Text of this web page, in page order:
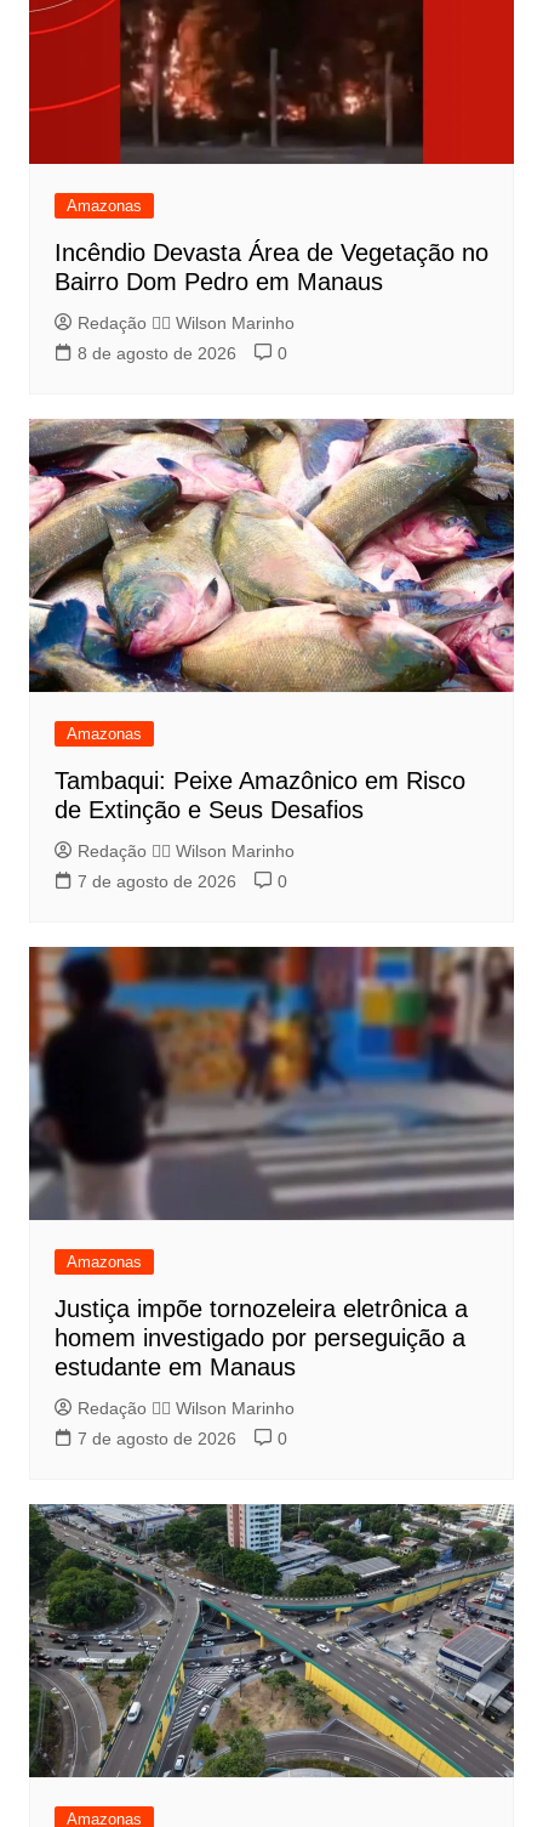
Amazonas
Incêndio Devasta Área de Vegetação no
Bairro Dom Pedro em Manaus
Redação 👨‍⚖️​ Wilson Marinho
8 de agosto de 2026
0
Amazonas
Tambaqui: Peixe Amazônico em Risco
de Extinção e Seus Desafios
Redação 👨‍⚖️​ Wilson Marinho
7 de agosto de 2026
0
Amazonas
Justiça impõe tornozeleira eletrônica a
homem investigado por perseguição a
estudante em Manaus
Redação 👨‍⚖️​ Wilson Marinho
7 de agosto de 2026
0
Amazonas